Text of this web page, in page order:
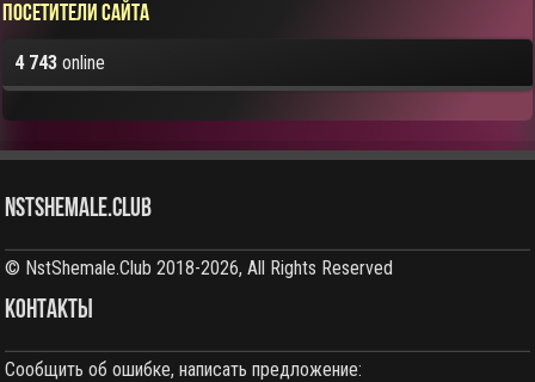
Посетители сайта
4 743 online
NstShemale.Club
© NstShemale.Club 2018-2026, All Rights Reserved
КОНТАКТЫ
Сообщить об ошибке, написать предложение: